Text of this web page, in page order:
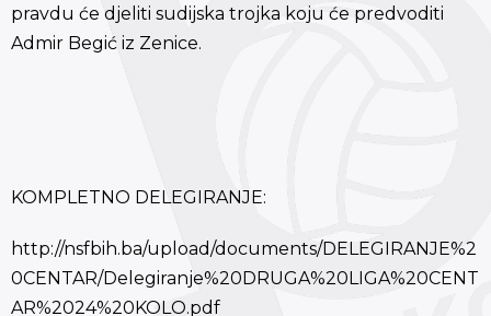
pravdu će djeliti sudijska trojka koju će predvoditi
Admir Begić iz Zenice.
KOMPLETNO DELEGIRANJE:
http://nsfbih.ba/upload/documents/DELEGIRANJE%2
0CENTAR/Delegiranje%20DRUGA%20LIGA%20CENT
AR%2024%20KOLO.pdf